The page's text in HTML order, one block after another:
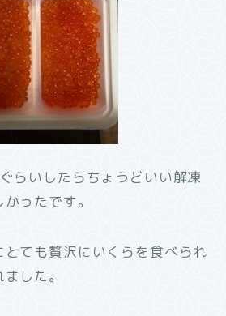
らいしたらちょうどいい解凍
ったです。
ても贅沢にいくらを食べられ
した。